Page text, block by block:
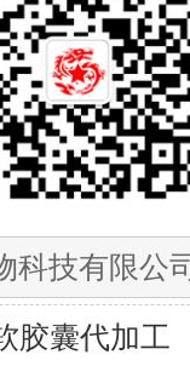
科技有限公
胶囊代加工